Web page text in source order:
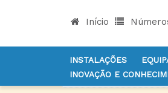
Início
INSTALAÇÕES
INOVAÇÃO E
INÍCIO NOTÍCIAS